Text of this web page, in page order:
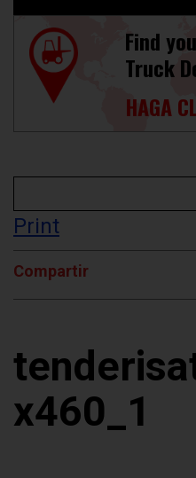
Find
Truck
HAGA
Print
Compartir
x460_1